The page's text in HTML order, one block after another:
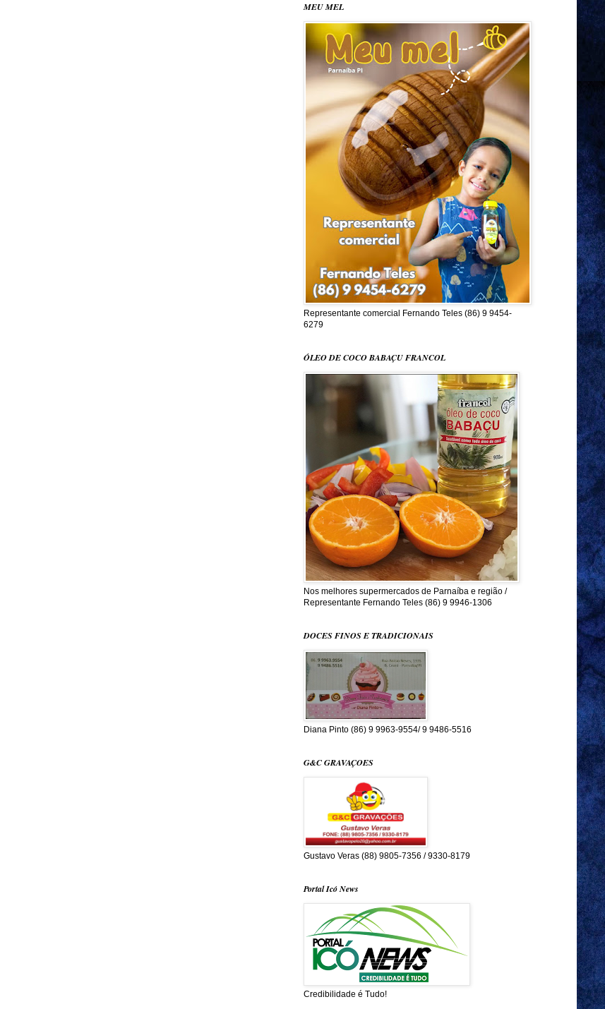
MEU MEL
Representante comercial Fernando Teles (86) 9 9454-
6279
ÓLEO DE COCO BABAÇU FRANCOL
Nos melhores supermercados de Parnaíba e região /
Representante Fernando Teles (86) 9 9946-1306
DOCES FINOS E TRADICIONAIS
Diana Pinto (86) 9 9963-9554/ 9 9486-5516
G&C GRAVAÇOES
Gustavo Veras (88) 9805-7356 / 9330-8179
Portal Icó News
Credibilidade é Tudo!